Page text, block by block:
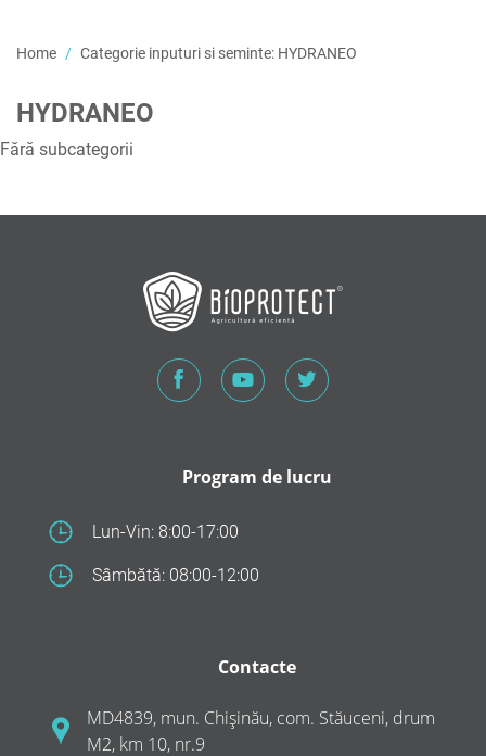
Home Categorie inputuri si seminte: HYDRANEO
HYDRANEO
Fără subcategorii
Program de lucru
Lun-Vin: 8:00-17:00
Sâmbătă: 08:00-12:00
Contacte
MD4839, mun. Chișinău, com. Stăuceni, drum
M2, km 10, nr.9